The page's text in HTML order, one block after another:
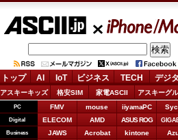
iPhone/
トップ AI IoT ビジネス TECH デジ
アスキーキッズ 格安SIM 家電ASCII アスキーグ
PC FMV mouse iiyamaPC
Digital ELECOM AMD ASUS ROG
Business JAWS Acrobat kintone